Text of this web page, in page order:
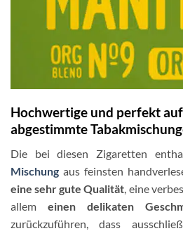
Hochwertige und perfekt
abgestimmte
Die bei diesen Zigaretten
Mischung aus feinsten
eine sehr gute Qualität , eine
allem einen delikaten
zurückzuführen, dass